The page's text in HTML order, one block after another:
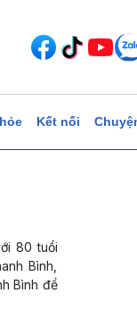
Kết nối
80 tuổi
Bình,
Bình để